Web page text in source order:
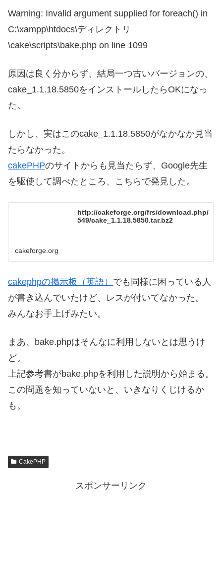
Warning: Invalid argument supplied for foreach() in
C:\xampp\htdocs\ディレクトリ
\cake\scripts\bake.php on line 1099
原因は良く分からず、結局一つ古いバージョンの、
cake_1.1.18.5850をインストールしたらOKになっ
た。
しかし、実はこのcake_1.1.18.5850がなかなか見当
たらなかった。
cakePHPのサイトからも見当たらず、Google先生
を駆使して調べたところ、こちらで発見した。
http://cakeforge.org/frs/download.php/
549/cake_1.1.18.5850.tar.bz2
cakeforge.org
cakephpの掲示板（英語） でも同様に困っている人
が書き込んでいたけど、レスが付いてなかった。
みんなお手上げみたい。
まあ、bake.phpはそんなに利用しないとは思うけ
ど。
上記参考書がbake.phpを利用した説明から始まる。
この問題を知っていないと、いきなりくじけるか
も。
CakePHP
スポンサーリンク